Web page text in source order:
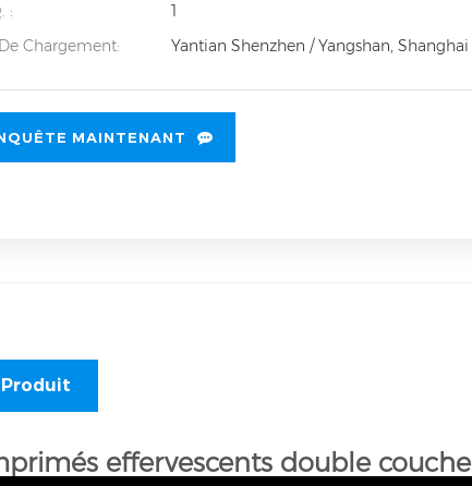
:
1
Chargement:
Yantian Shenzhen / Yangshan, Shanghai
MAINTENANT
Produit
effervescents double couche